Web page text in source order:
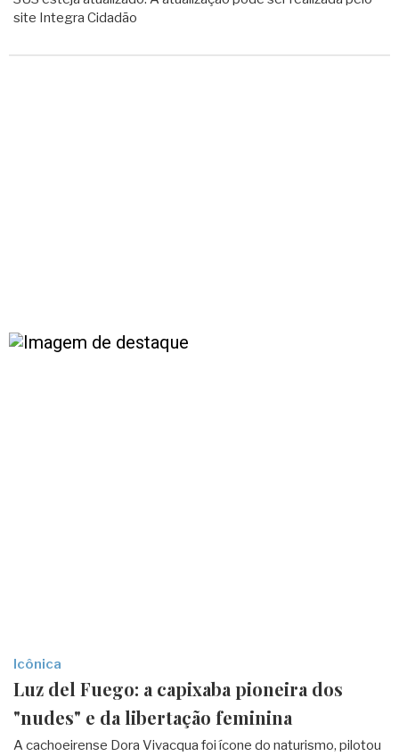
site Integra Cidadão
Icônica
Luz del Fuego: a capixaba pioneira dos
"nudes" e da libertação feminina
A cachoeirense Dora Vivacqua foi ícone do naturismo, pilotou